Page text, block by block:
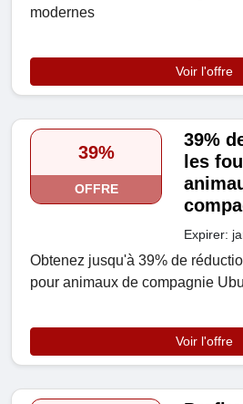
modernes
Voir l'offre
39%
OFFRE
39%
les
Expirer:
Obtenez jusqu'à 39% de
pour animaux de compagnie
Voir l'offre